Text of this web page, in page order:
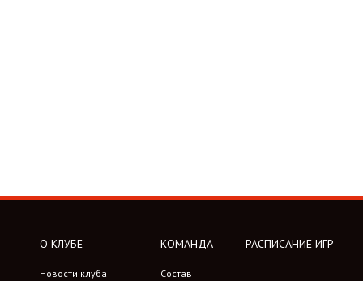
О КЛУБЕ
Новости клуба
КОМАНДА
Состав
РАСПИСАНИЕ ИГР